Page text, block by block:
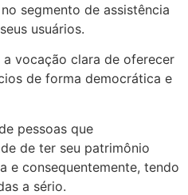
segmento de assistência
usuários.
vocação clara de oferecer
de forma democrática e
pessoas que
de ter seu patrimônio
e consequentemente, tendo
a sério.